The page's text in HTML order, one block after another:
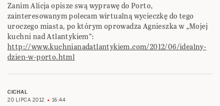
Zanim Alicja opisze swą wyprawę do Porto,
zainteresowanym polecam wirtualną wycieczkę do tego
uroczego miasta, po którym oprowadza Agnieszka w „Mojej
kuchni nad Atlantykiem”:
http://www.kuchnianadatlantykiem.com/2012/06/idealny-
dzien-w-porto.html
CICHAL
20 LIPCA 2012
16:44